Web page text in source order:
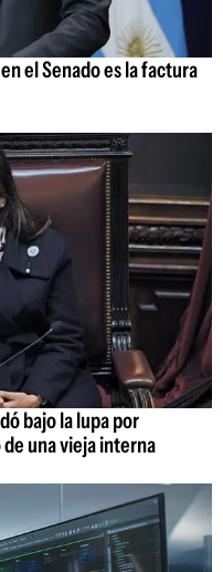
el Senado es la factura
bajo la lupa por
una vieja interna